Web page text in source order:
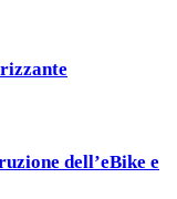
dell’eBike e